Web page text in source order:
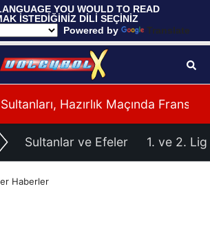
YOU WOULD TO READ
İSTEDİĞİNİZ DİLİ SEÇİNİZ
Powered by
Translate
Etti
Milli Takımımız Balkan
Sultanlar ve Efeler 1. ve 2. Lig
Haberler